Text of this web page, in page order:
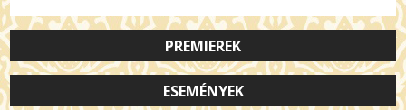
PREMIEREK
ESEMÉNYEK